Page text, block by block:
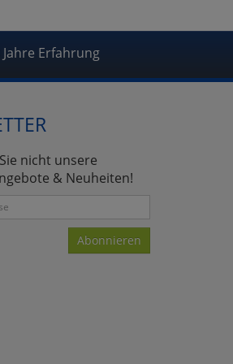
Erfahrung
nicht unsere
& Neuheiten!
Abonnieren